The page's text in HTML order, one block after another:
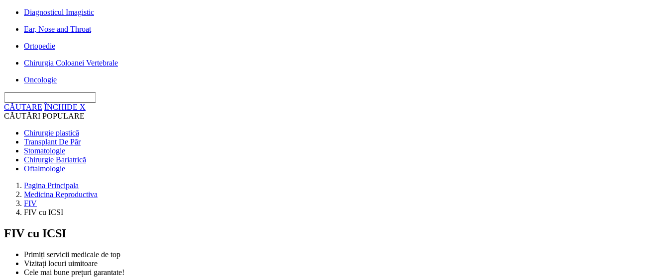
Diagnosticul Imagistic
Ear, Nose and Throat
Ortopedie
Chirurgia Coloanei Vertebrale
Oncologie
CĂUTARE ÎNCHIDE X
CĂUTĂRI POPULARE
Chirurgie plastică
Transplant De Păr
Stomatologie
Chirurgie Bariatrică
Oftalmologie
Pagina Principala
Medicina Reproductiva
FIV
FIV cu ICSI
FIV cu ICSI
Primiți servicii medicale de top
Vizitați locuri uimitoare
Cele mai bune prețuri garantate!